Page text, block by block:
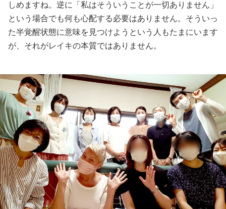
しめますね。逆に「私はそういうことが一切ありません」
という場合でも何も心配する必要はありません。そういっ
た半覚醒状態に意味を見つけようという人もたまにいます
が、それがレイキの本質ではありません。